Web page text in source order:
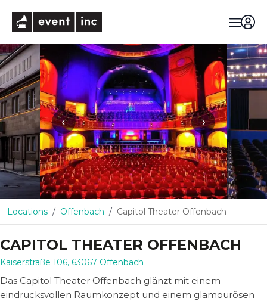
‹ ›
Locations Offenbach Capitol Theater Offenbach
CAPITOL THEATER OFFENBACH
Kaiserstraße 106, 63067 Offenbach
Das Capitol Theater Offenbach glänzt mit einem
eindrucksvollen Raumkonzept und einem glamourösen